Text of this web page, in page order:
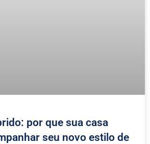
por que sua casa
seu novo estilo de